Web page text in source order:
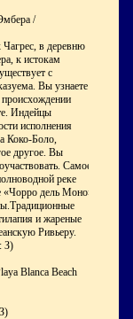
/
Чагрес, в деревню
к истокам
с
Вы узнаете о
Индейцы
исполнения
Коко-Боло,
другое. Вы
Самое
реке
«Чорро дель Моно»,
и жареные
Ривьеру.
З)
Blanca Beach